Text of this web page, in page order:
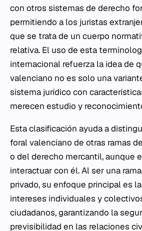
con otros sistemas de derecho
permitiendo a los juristas
que se trata de un cuerpo
relativa. El uso de esta
internacional refuerza la idea de
valenciano no es solo una
sistema jurídico con
merecen estudio y
Esta clasificación ayuda a
foral valenciano de otras ramas
o del derecho mercantil, aunque
interactuar con él. Al ser una
privado, su enfoque principal es
intereses individuales y
ciudadanos, garantizando la
previsibilidad en las relaciones